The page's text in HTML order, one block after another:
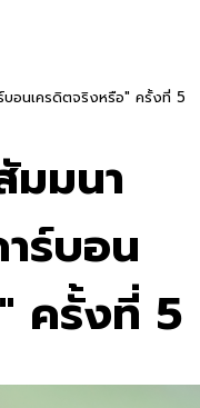
บอนเครดิตจริงหรือ" ครั้งที่ 5
มมนา
ร์บอน
ครั้งที่ 5